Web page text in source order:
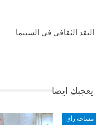
الثقافي في السينما
يعجبك ايضا
مساحة رأي